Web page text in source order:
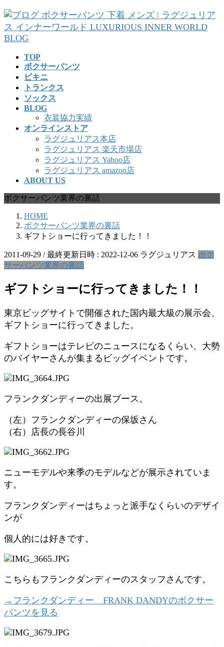
コ
ン
テ
ン
ナ
ビ
ゲ
ー
TOP
ボクサーパンツ
ビキニ
トランクス
ソックス
BLOG
衣装協力実績
オンラインストア
ラグジュリアス本店
ラグジュリアス 楽天市場店
ラグジュリアス Yahoo店
ラグジュリアス amazon店
ABOUT US
ボクサーパンツ業界の裏話
HOME
ボクサーパンツ業界の裏話
ギフトショーに行ってきました！！
2011-09-29 / 最終更新日時 : 2022-12-06 ラグジュリアス ボク
サーパンツ業界の裏話
ギフトショーに行ってきました！！
東京ビッグサイトで開催された国内最大級の展示会、
ギフトショーに行ってきました。
ギフトショーはテレビのニュースになるくらい、大勢
のバイヤーさんが集まるビッグイベントです。
フランクダンディーの出展ブース。
（左）フランクダンディーの保坂さん
（右）店長の長谷川
ニューモデルや来季のモデルなどが展示されていま
す。
フランクダンディーはちょっと派手なくらいのデザイ
ンが
個人的には好きです。
こちらもフランクダンディーのスタッフさんです。
→フランクダンディー FRANK DANDYのボクサー
パンツを見る